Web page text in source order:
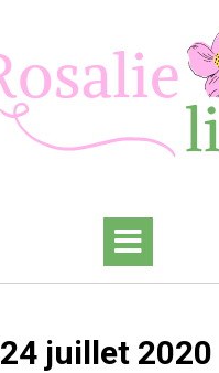
24 juillet 2020